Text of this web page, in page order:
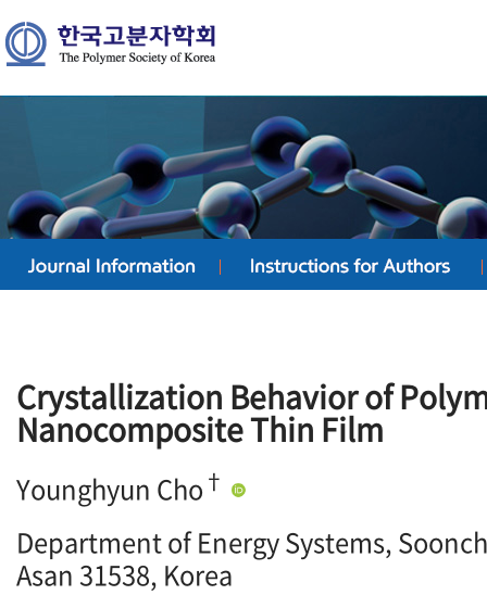
Crystallization Behavior of
Nanocomposite Thin Film
Younghyun Cho †
Department of Energy Systems,
Asan 31538, Korea